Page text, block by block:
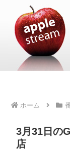
ホーム
3月31日の
店